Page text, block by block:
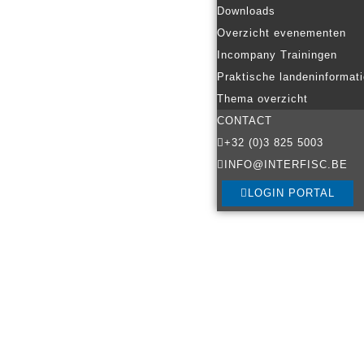
Downloads
Overzicht evenementen
Incompany Trainingen
Praktische
Thema overzicht
CONTACT
+32 (0)3 825 5003
INFO@INTERFISC.BE
LOGIN PORTAL